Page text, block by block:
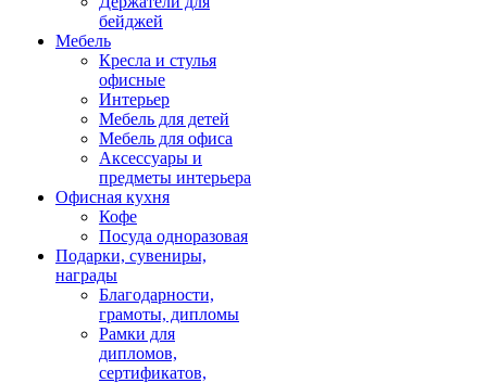
бейджей
Мебель
Кресла и стулья
офисные
Интерьер
Мебель для детей
Мебель для офиса
Аксессуары и
предметы интерьера
Офисная кухня
Кофе
Посуда одноразовая
Подарки, сувениры,
награды
Благодарности,
грамоты, дипломы
Рамки для
дипломов,
сертификатов,